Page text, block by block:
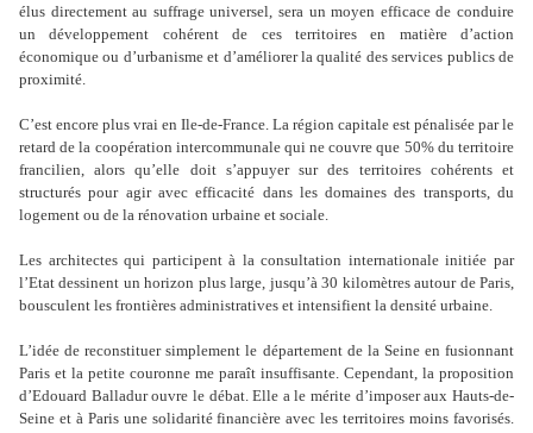
élus directement au suffrage universel, sera un moyen efficace de conduire
un développement cohérent de ces territoires en matière d’action
économique ou d’urbanisme et d’améliorer la qualité des services publics de
proximité.
C’est encore plus vrai en Ile-de-France. La région capitale est pénalisée par le
retard de la coopération intercommunale qui ne couvre que 50% du territoire
francilien, alors qu’elle doit s’appuyer sur des territoires cohérents et
structurés pour agir avec efficacité dans les domaines des transports, du
logement ou de la rénovation urbaine et sociale.
Les architectes qui participent à la consultation internationale initiée par
l’Etat dessinent un horizon plus large, jusqu’à 30 kilomètres autour de Paris,
bousculent les frontières administratives et intensifient la densité urbaine.
L’idée de reconstituer simplement le département de la Seine en fusionnant
Paris et la petite couronne me paraît insuffisante. Cependant, la proposition
d’Edouard Balladur ouvre le débat. Elle a le mérite d’imposer aux Hauts-de-
Seine et à Paris une solidarité financière avec les territoires moins favorisés.